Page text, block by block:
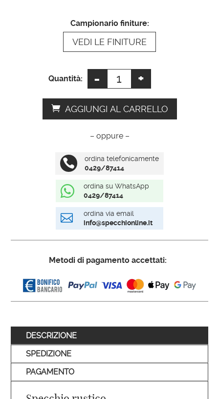
Campionario finiture:
VEDI LE FINITURE
Quantità: -
Specchio
rustico
quantità
+
AGGIUNGI AL CARRELLO
– oppure –

ordina telefonicamente
0429/87414

ordina su WhatsApp
0429/87414

ordina via email
info@specchionline.it
Metodi di pagamento accettati:
DESCRIZIONE
SPEDIZIONE
PAGAMENTO